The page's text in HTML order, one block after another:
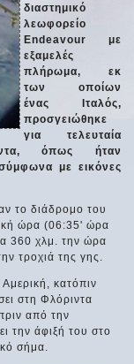
διαστημικό
λεωφορείο
Endeavour με
εξαμελές
πλήρωμα, εκ
των οποίων
ένας Ιταλός,
προσγειώθηκε
για τελευταία
όπως ήταν
με εικόνες
το διάδρομο του
ώρα (06:35' ώρα
360 χλμ. την ώρα
τροχιά της γης.
κατόπιν
στη Φλόριντα
από την
την άφιξή του στο
σήμα.